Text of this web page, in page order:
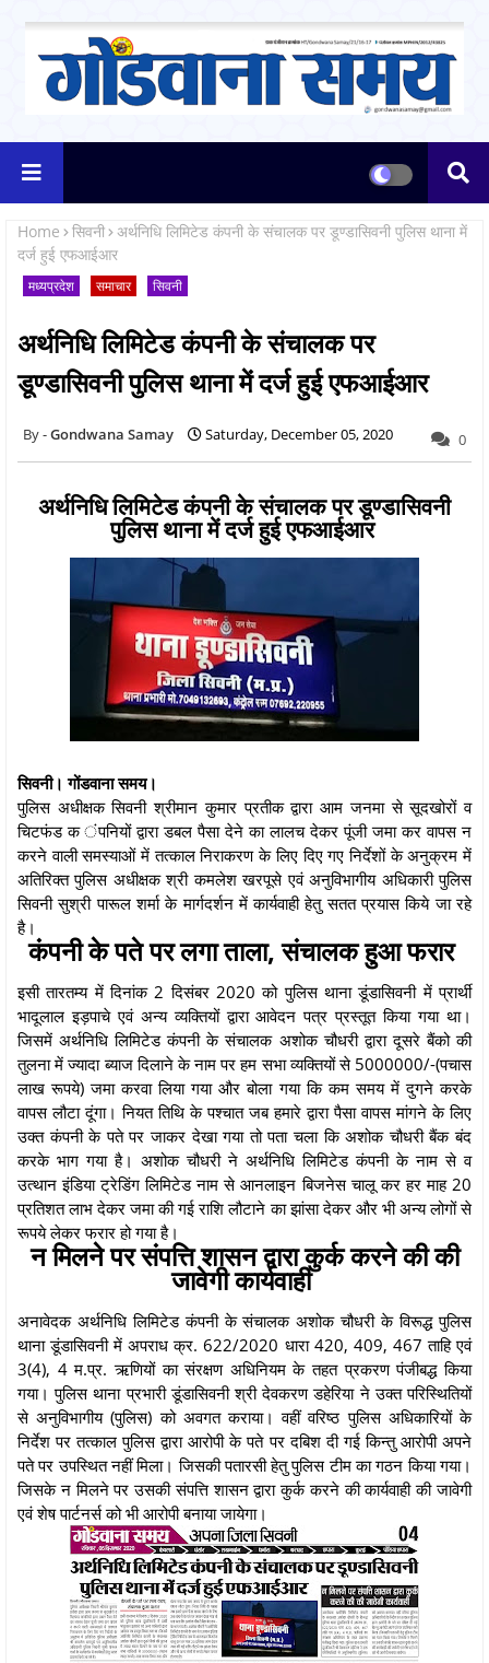
Home सिवनी अर्थनिधि लिमिटेड कंपनी के संचालक पर डूण्डासिवनी पुलिस थाना में
दर्ज हुई एफआईआर
मध्यप्रदेश समाचार सिवनी
अर्थनिधि लिमिटेड कंपनी के संचालक पर
डूण्डासिवनी पुलिस थाना में दर्ज हुई एफआईआर
Gondwana Samay Saturday, December 05, 2020 0
अर्थनिधि लिमिटेड कंपनी के संचालक पर डूण्डासिवनी
पुलिस थाना में दर्ज हुई एफआईआर
सिवनी। गोंडवाना समय।
पुलिस अधीक्षक सिवनी श्रीमान कुमार प्रतीक द्वारा आम जनमा से सूदखोरों व
चिटफंड क ंपनियों द्वारा डबल पैसा देने का लालच देकर पूंजी जमा कर वापस न
करने वाली समस्याओं में तत्काल निराकरण के लिए दिए गए निर्देशों के अनुक्रम में
अतिरिक्त पुलिस अधीक्षक श्री कमलेश खरपूसे एवं अनुविभागीय अधिकारी पुलिस
सिवनी सुश्री पारूल शर्मा के मार्गदर्शन में कार्यवाही हेतु सतत प्रयास किये जा रहे
है।
कंपनी के पते पर लगा ताला, संचालक हुआ फरार
इसी तारतम्य में दिनांक 2 दिसंबर 2020 को पुलिस थाना डूंडासिवनी में प्रार्थी
भादूलाल इड़पाचे एवं अन्य व्यक्तियों द्वारा आवेदन पत्र प्रस्तूत किया गया था।
जिसमें अर्थनिधि लिमिटेड कंपनी के संचालक अशोक चौधरी द्वारा दूसरे बैंको की
तुलना में ज्यादा ब्याज दिलाने के नाम पर हम सभा व्यक्तियों से 5000000/-(पचास
लाख रूपये) जमा करवा लिया गया और बोला गया कि कम समय में दुगने करके
वापस लौटा दूंगा। नियत तिथि के पश्चात जब हमारे द्वारा पैसा वापस मांगने के लिए
उक्त कंपनी के पते पर जाकर देखा गया तो पता चला कि अशोक चौधरी बैंक बंद
करके भाग गया है। अशोक चौधरी ने अर्थनिधि लिमिटेड कंपनी के नाम से व
उत्थान इंडिया ट्रेडिंग लिमिटेड नाम से आनलाइन बिजनेस चालू कर हर माह 20
प्रतिशत लाभ देकर जमा की गई राशि लौटाने का झांसा देकर और भी अन्य लोगों से
रूपये लेकर फरार हो गया है।
न मिलने पर संपत्ति शासन द्वारा कुर्क करने की की
जावेगी कार्यवाही
अनावेदक अर्थनिधि लिमिटेड कंपनी के संचालक अशोक चौधरी के विरूद्ध पुलिस
थाना डूंडासिवनी में अपराध क्र. 622/2020 धारा 420, 409, 467 ताहि एवं
3(4), 4 म.प्र. ऋणियों का संरक्षण अधिनियम के तहत प्रकरण पंजीबद्ध किया
गया। पुलिस थाना प्रभारी डूंडासिवनी श्री देवकरण डहेरिया ने उक्त परिस्थितियों
से अनुविभागीय (पुलिस) को अवगत कराया। वहीं वरिष्ठ पुलिस अधिकारियों के
निर्देश पर तत्काल पुलिस द्वारा आरोपी के पते पर दबिश दी गई किन्तु आरोपी अपने
पते पर उपस्थित नहीं मिला। जिसकी पतारसी हेतु पुलिस टीम का गठन किया गया।
जिसके न मिलने पर उसकी संपत्ति शासन द्वारा कुर्क करने की कार्यवाही की जावेगी
एवं शेष पार्टनर्स को भी आरोपी बनाया जायेगा।